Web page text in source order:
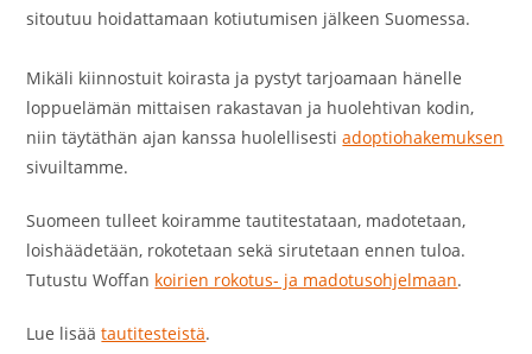
sitoutuu hoidattamaan kotiutumisen jälkeen Suomessa.
Mikäli kiinnostuit koirasta ja pystyt tarjoamaan hänelle
loppuelämän mittaisen rakastavan ja huolehtivan kodin,
niin täytäthän ajan kanssa huolellisestiadoptiohakemuksen
sivuiltamme.
Suomeen tulleet koiramme tautitestataan, madotetaan,
loishäädetään, rokotetaan sekä sirutetaan ennen tuloa.
Tutustu Woffan koirien rokotus- ja madotusohjelmaan.
Lue lisäätautitesteistä.